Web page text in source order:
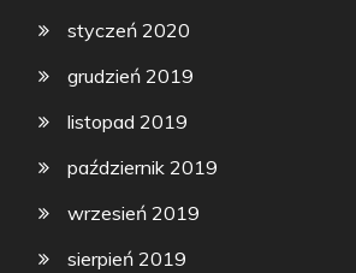
styczeń 2020
grudzień 2019
listopad 2019
październik 2019
wrzesień 2019
sierpień 2019